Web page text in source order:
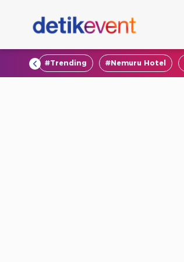
#Trending #Nemuru Hotel